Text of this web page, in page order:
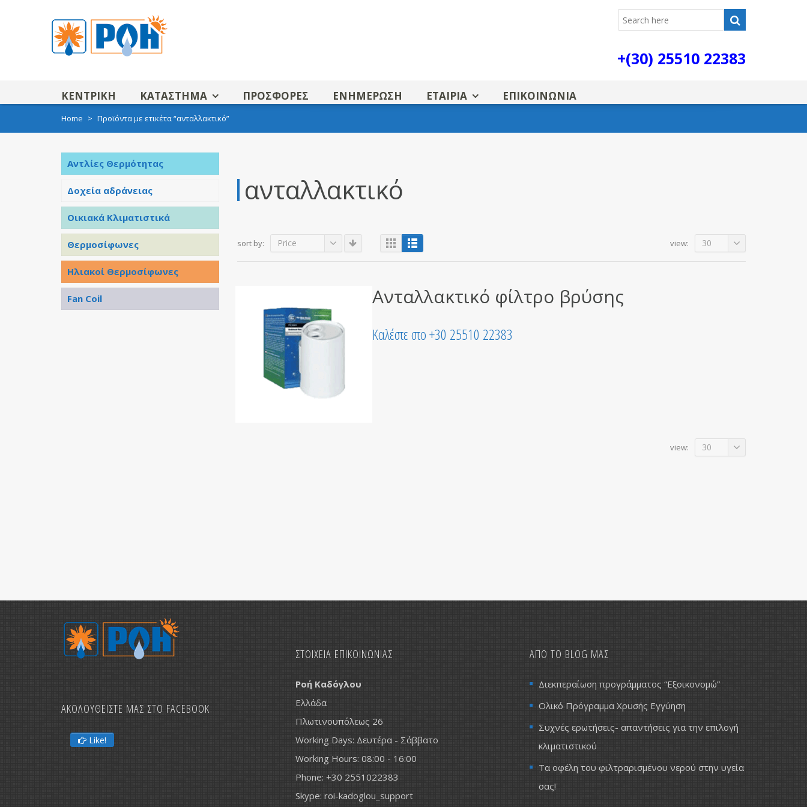
+(30) 25510 22383
ΚΕΝΤΡΙΚΗ ΚΑΤΑΣΤΗΜΑ ΠΡΟΣΦΟΡΕΣ ΕΝΗΜΕΡΩΣΗ ΕΤΑΙΡΙΑ ΕΠΙΚΟΙΝΩΝΙΑ
Home > Προϊόντα με ετικέτα “ανταλλακτικό”
ανταλλακτικό
sort by: Price view: 30
Ανταλλακτικό φίλτρο βρύσης
Καλέστε στο +30 25510 22383
view: 30
Αντλίες Θερμότητας
Δοχεία αδράνειας
Οικιακά Κλιματιστικά
Θερμοσίφωνες
Ηλιακοί Θερμοσίφωνες
Fan Coil
ΑΚΟΛΟΥΘΕΙΣΤΕ ΜΑΣ ΣΤΟ FACEBOOK
Like!
ΣΤΟΙΧΕΙΑ ΕΠΙΚΟΙΝΩΝΙΑΣ
Ροή Καδόγλου
Ελλάδα
Πλωτινουπόλεως 26
Working Days: Δευτέρα - Σάββατο
Working Hours: 08:00 - 16:00
Phone: +30 2551022383
Skype: roi-kadoglou_support
ΑΠΟ ΤΟ BLOG ΜΑΣ
Διεκπεραίωση προγράμματος “Εξοικονομώ”
Ολικό Πρόγραμμα Χρυσής Εγγύηση
Συχνές ερωτήσεις- απαντήσεις για την επιλογή
κλιματιστικού
Τα οφέλη του φιλτραρισμένου νερού στην υγεία
σας!